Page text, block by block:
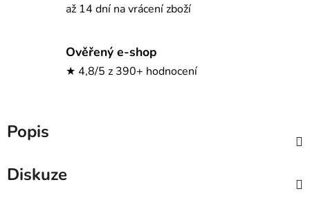
až 14 dní na vrácení zboží
Ověřený e-shop
★ 4,8/5 z 390+ hodnocení
Popis
Diskuze